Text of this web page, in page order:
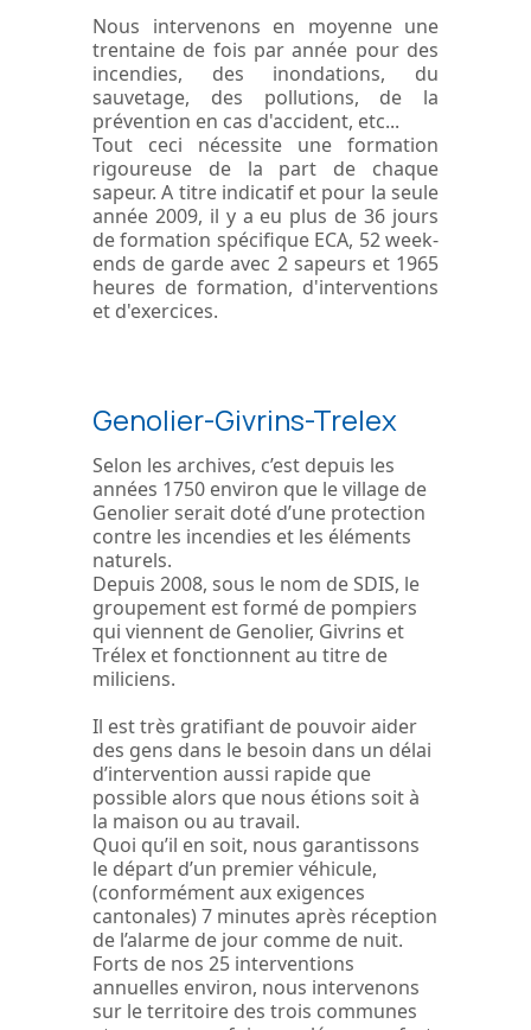
Nous intervenons en moyenne une
trentaine de fois par année pour des
incendies, des inondations, du
sauvetage, des pollutions, de la
prévention en cas d'accident, etc...
Tout ceci nécessite une formation
rigoureuse de la part de chaque
sapeur. A titre indicatif et pour la seule
année 2009, il y a eu plus de 36 jours
de formation spécifique ECA, 52 week-
ends de garde avec 2 sapeurs et 1965
heures de formation, d'interventions
et d'exercices.
Genolier-Givrins-Trelex
Selon les archives, c’est depuis les
années 1750 environ que le village de
Genolier serait doté d’une protection
contre les incendies et les éléments
naturels.
Depuis 2008, sous le nom de SDIS, le
groupement est formé de pompiers
qui viennent de Genolier, Givrins et
Trélex et fonctionnent au titre de
miliciens.
Il est très gratifiant de pouvoir aider
des gens dans le besoin dans un délai
d’intervention aussi rapide que
possible alors que nous étions soit à
la maison ou au travail.
Quoi qu’il en soit, nous garantissons
le départ d’un premier véhicule,
(conformément aux exigences
cantonales) 7 minutes après réception
de l’alarme de jour comme de nuit.
Forts de nos 25 interventions
annuelles environ, nous intervenons
sur le territoire des trois communes